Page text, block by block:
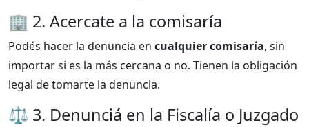
🏢 2. Acercate a la comisaría
Podés hacer la denuncia en cualquier comisaría, sin
importar si es la más cercana o no. Tienen la obligación
legal de tomarte la denuncia.
⚖️ 3. Denunciá en la Fiscalía o Juzgado